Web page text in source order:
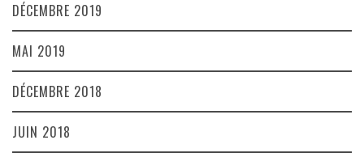
DÉCEMBRE 2019
MAI 2019
DÉCEMBRE 2018
JUIN 2018